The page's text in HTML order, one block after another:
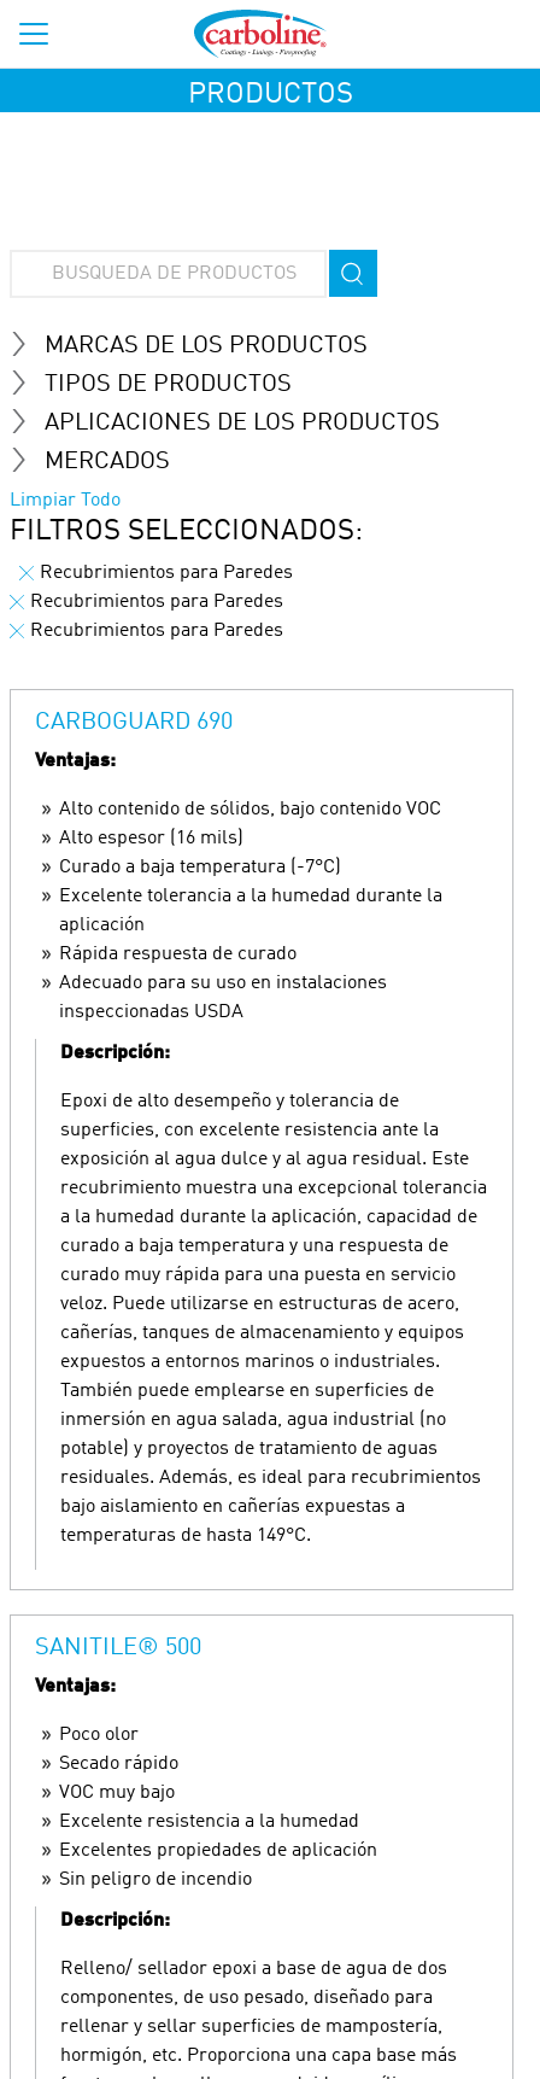
PRODUCTOS
MARCAS DE LOS PRODUCTOS
TIPOS DE PRODUCTOS
APLICACIONES DE LOS PRODUCTOS
MERCADOS
Limpiar Todo
FILTROS SELECCIONADOS:
Recubrimientos para Paredes
Recubrimientos para Paredes
Recubrimientos para Paredes
CARBOGUARD 690
Ventajas:
Alto contenido de sólidos, bajo contenido VOC
Alto espesor (16 mils)
Curado a baja temperatura (-7°C)
Excelente tolerancia a la humedad durante la
aplicación
Rápida respuesta de curado
Adecuado para su uso en instalaciones
inspeccionadas USDA
Descripción:
Epoxi de alto desempeño y tolerancia de
superficies, con excelente resistencia ante la
exposición al agua dulce y al agua residual. Este
recubrimiento muestra una excepcional tolerancia
a la humedad durante la aplicación, capacidad de
curado a baja temperatura y una respuesta de
curado muy rápida para una puesta en servicio
veloz. Puede utilizarse en estructuras de acero,
cañerías, tanques de almacenamiento y equipos
expuestos a entornos marinos o industriales.
También puede emplearse en superficies de
inmersión en agua salada, agua industrial (no
potable) y proyectos de tratamiento de aguas
residuales. Además, es ideal para recubrimientos
bajo aislamiento en cañerías expuestas a
temperaturas de hasta 149°C.
SANITILE® 500
Ventajas:
Poco olor
Secado rápido
VOC muy bajo
Excelente resistencia a la humedad
Excelentes propiedades de aplicación
Sin peligro de incendio
Descripción:
Relleno/ sellador epoxi a base de agua de dos
componentes, de uso pesado, diseñado para
rellenar y sellar superficies de mampostería,
hormigón, etc. Proporciona una capa base más